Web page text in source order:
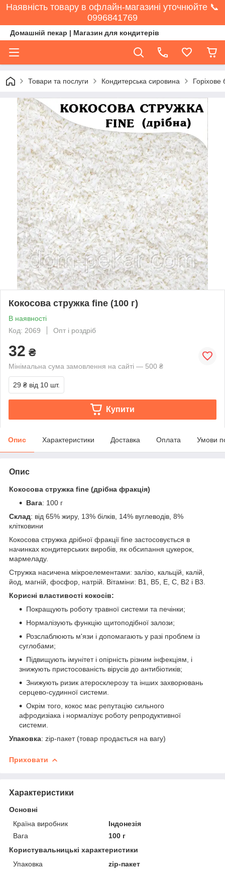
Наявність товару в офлайн-магазині уточнюйте 📞
0996841769
Домашній пекар | Магазин для кондитерів
Товари та послуги Кондитерська сировина Горіхове
Кокосова стружка fine (100 г)
В наявності
Код: 2069
Опт і роздріб
32 ₴
Мінімальна сума замовлення на сайті — 500 ₴
29 ₴ від 10 шт.
Купити
Опис Характеристики Доставка Оплата Умови
Опис
Кокосова стружка fine (дрібна фракція)
Вага: 100 г
Склад: від 65% жиру, 13% білків, 14% вуглеводів, 8%
клітковини
Кокосова стружка дрібної фракції fine застосовується в
начинках кондитерських виробів, як обсипання цукерок,
мармеладу.
Стружка насичена мікроелементами: залізо, кальцій, калій,
йод, магній, фосфор, натрій. Вітаміни: В1, В5, Е, С, В2 і В3.
Корисні властивості кокосів:
Покращують роботу травної системи та печінки;
Нормалізують функцію щитоподібної залози;
Розслаблюють м'язи і допомагають у разі проблем із
суглобами;
Підвищують імунітет і опірність різним інфекціям, і
знижують пристосованість вірусів до антибіотиків;
Знижують ризик атеросклерозу та інших захворювань
серцево-судинної системи.
Окрім того, кокос має репутацію сильного
афродизіака і нормалізує роботу репродуктивної
системи.
Упаковка: zip-пакет (товар продається на вагу)
Приховати
Характеристики
Основні
Країна виробник
Індонезія
Вага
100 г
Користувальницькі характеристики
Упаковка
zip-пакет